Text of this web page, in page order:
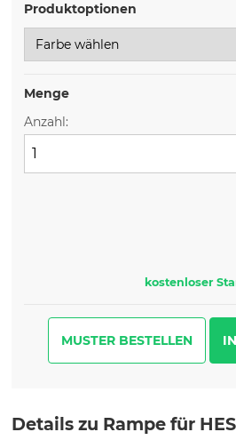
Produktoptionen
Menge
Anzahl:
kostenloser
MUSTER BESTELLEN
Details zu Rampe für